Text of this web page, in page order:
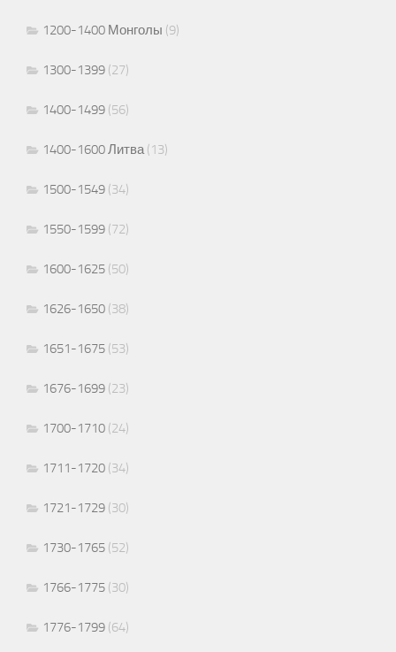
1200-1400 Монголы (9)
1300-1399 (27)
1400-1499 (56)
1400-1600 Литва(13)
1500-1549 (34)
1550-1599 (72)
1600-1625 (50)
1626-1650 (38)
1651-1675 (53)
1676-1699 (23)
1700-1710 (24)
1711-1720 (34)
1721-1729 (30)
1730-1765 (52)
1766-1775 (30)
1776-1799 (64)